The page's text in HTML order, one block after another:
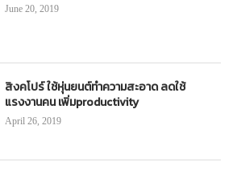
June 20, 2019
สิงคโปร์ ใช้หุ่นยนต์ทำความสะอาด ลดใช้
แรงงานคน เพิ่มproductivity
April 26, 2019